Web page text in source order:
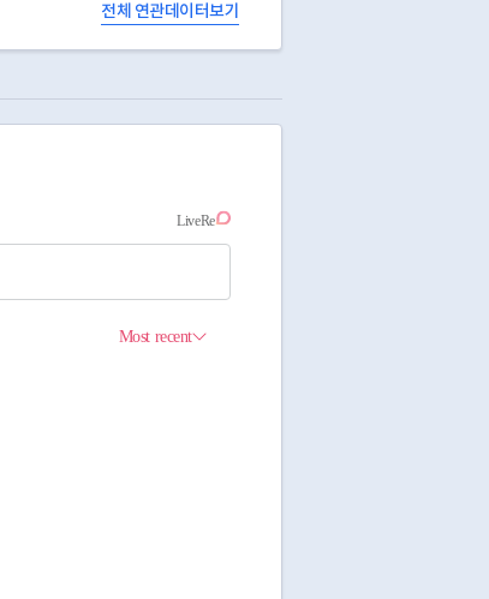
전체 연관데이터보기